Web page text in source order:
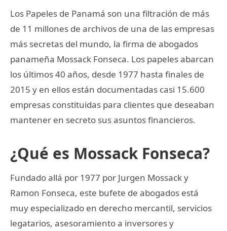
Los Papeles de Panamá son una filtración de más
de 11 millones de archivos de una de las empresas
más secretas del mundo, la firma de abogados
panameña Mossack Fonseca. Los papeles abarcan
los últimos 40 años, desde 1977 hasta finales de
2015 y en ellos están documentadas casi 15.600
empresas constituidas para clientes que deseaban
mantener en secreto sus asuntos financieros.
¿Qué es Mossack Fonseca?
Fundado allá por 1977 por Jurgen Mossack y
Ramon Fonseca, este bufete de abogados está
muy especializado en derecho mercantil, servicios
legatarios, asesoramiento a inversores y